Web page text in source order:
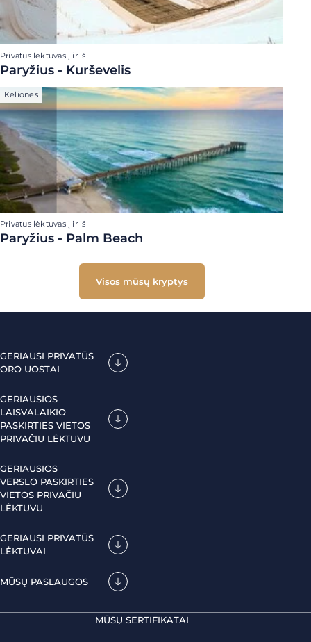
Privatus lėktuvas į ir iš
Paryžius - Kurševelis
Kelionės
Privatus lėktuvas į ir iš
Paryžius - Palm Beach
Visos mūsų kryptys
GERIAUSI PRIVATŪS
ORO UOSTAI
GERIAUSIOS
LAISVALAIKIO
PASKIRTIES VIETOS
PRIVAČIU LĖKTUVU
GERIAUSIOS
VERSLO PASKIRTIES
VIETOS PRIVAČIU
LĖKTUVU
GERIAUSI PRIVATŪS
LĖKTUVAI
MŪSŲ PASLAUGOS
MŪSŲ SERTIFIKATAI